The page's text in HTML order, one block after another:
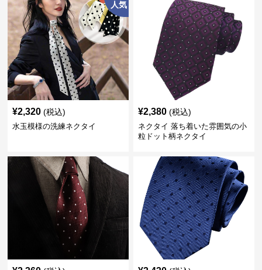
人気
¥2,320 (税込)
水玉模様の洗練ネクタイ
¥2,380 (税込)
ネクタイ 落ち着いた雰囲気の小
粒ドット柄ネクタイ